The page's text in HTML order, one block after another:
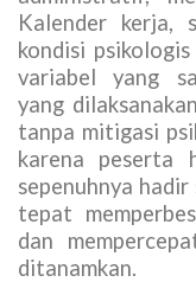
Kalender kerja,
kondisi
variabel yang
yang
tanpa mitigasi
karena peserta
sepenuhnya
tepat
dan
ditanamkan.